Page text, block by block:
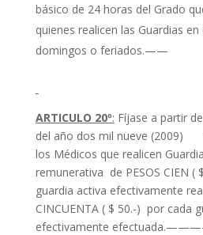
básico de 24 horas del Grado
quienes realicen las Guardias
domingos o feriados.——
ARTICULO 20º: Fíjase a partir
del año dos mil nueve
los Médicos que realicen
remunerativa de PESOS CIEN (
guardia activa efectivamente
CINCUENTA ( $ 50.-) por cada
efectivamente